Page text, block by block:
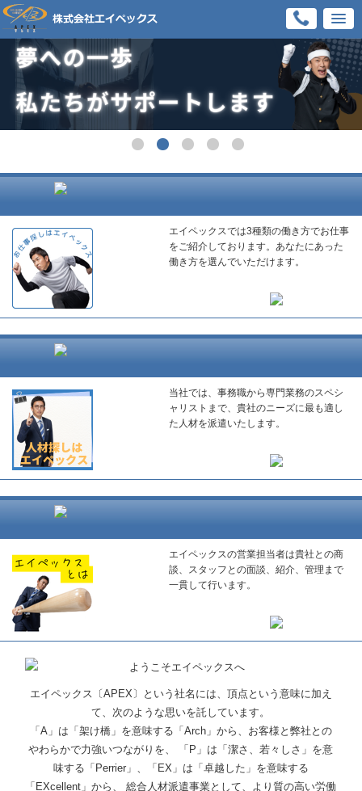
エイペックスでは3種類の働き方でお仕事
をご紹介しております。あなたにあった
働き方を選んでいただけます。
当社では、事務職から専門業務のスペシ
ャリストまで、貴社のニーズに最も適し
た人材を派遣いたします。
エイペックスの営業担当者は貴社との商
談、スタッフとの面談、紹介、管理まで
一貫して行います。
エイペックス〔APEX〕という社名には、頂点という意味に加え
て、次のような思いを託しています。
「A」は「架け橋」を意味する「Arch」から、お客様と弊社との
やわらかで力強いつながりを、 「P」は「潔さ、若々しさ」を意
味する「Perrier」、「EX」は「卓越した」を意味する
「EXcellent」から、 総合人材派遣事業として、より質の高い労働